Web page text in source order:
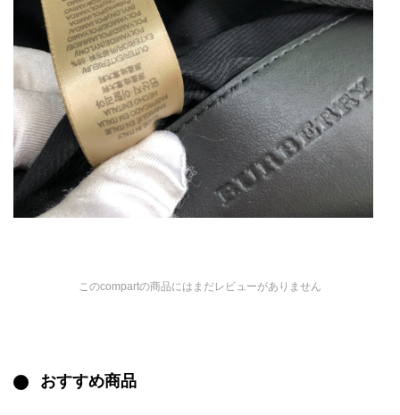
このcompartの商品にはまだレビューがありません
おすすめ商品